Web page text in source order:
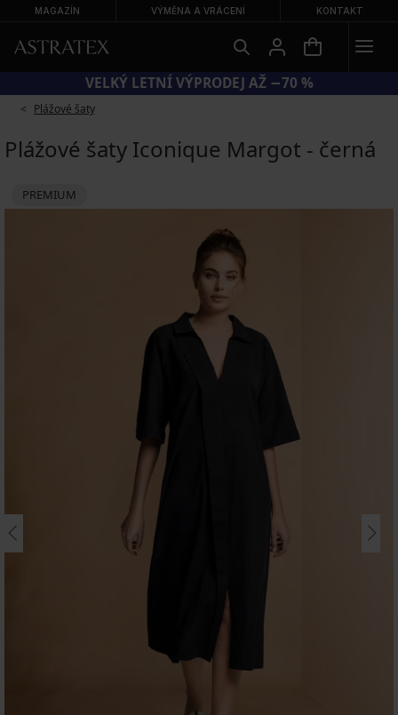
MAGAZÍN VÝMĚNA A VRÁCENÍ KONTAKT
KÓD SUN20 = EXTRA −20 % NA ZLEVNĚNÉ PLAVKY
Plážové šaty
Plážové šaty Iconique Margot - černá
PREMIUM